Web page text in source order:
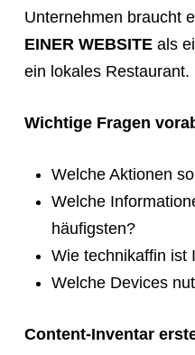
Unternehmen braucht
EINER WEBSITEals
ein lokales Restaurant.
Wichtige Fragen
Welche Aktionen
Welche
häufigsten?
Wie technikaffin ist
Welche Devices
Content-Inventar